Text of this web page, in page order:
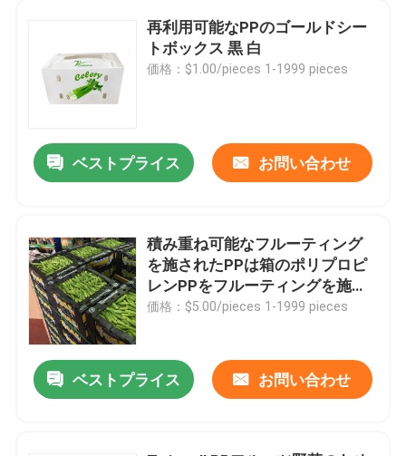
再利用可能なPPのゴールドシー
トボックス 黒 白
価格：$1.00/pieces 1-1999 pieces
ベストプライス お問い合わせ
積み重ね可能なフルーティング
を施されたPPは箱のポリプロピ
レンPPをフルーティングを施す
箱に波形を付けた
価格：$5.00/pieces 1-1999 pieces
ベストプライス お問い合わせ